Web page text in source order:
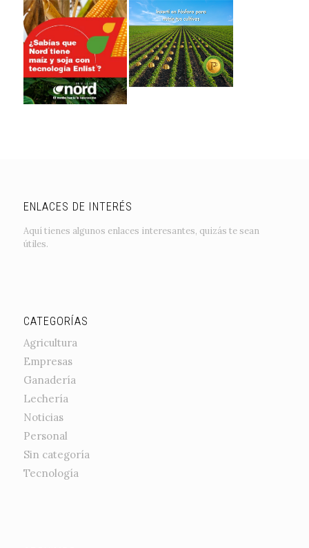
ENLACES DE INTERÉS
Aquí tienes algunos enlaces interesantes, quizás te sean
útiles.
CATEGORÍAS
Agricultura
Empresas
Ganadería
Lechería
Noticias
Personal
Sin categoría
Tecnología